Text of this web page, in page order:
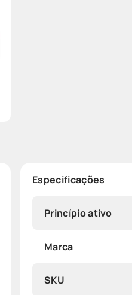
Especificações
Princípio ativo
Marca
SKU